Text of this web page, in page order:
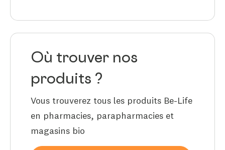
Où trouver nos
produits ?
Vous trouverez tous les produits Be-Life
en pharmacies, parapharmacies et
magasins bio